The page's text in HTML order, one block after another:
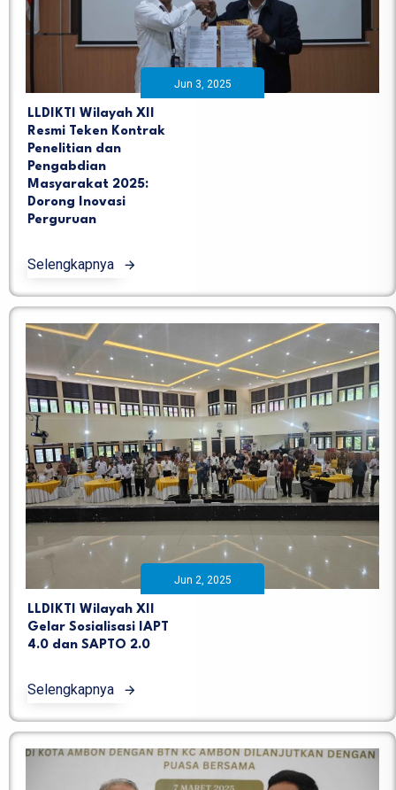
Jun 3, 2025
LLDIKTI Wilayah XII
Resmi Teken Kontrak
Penelitian dan
Pengabdian
Masyarakat 2025:
Dorong Inovasi
Perguruan
Selengkapnya
Jun 2, 2025
LLDIKTI Wilayah XII
Gelar Sosialisasi IAPT
4.0 dan SAPTO 2.0
Selengkapnya